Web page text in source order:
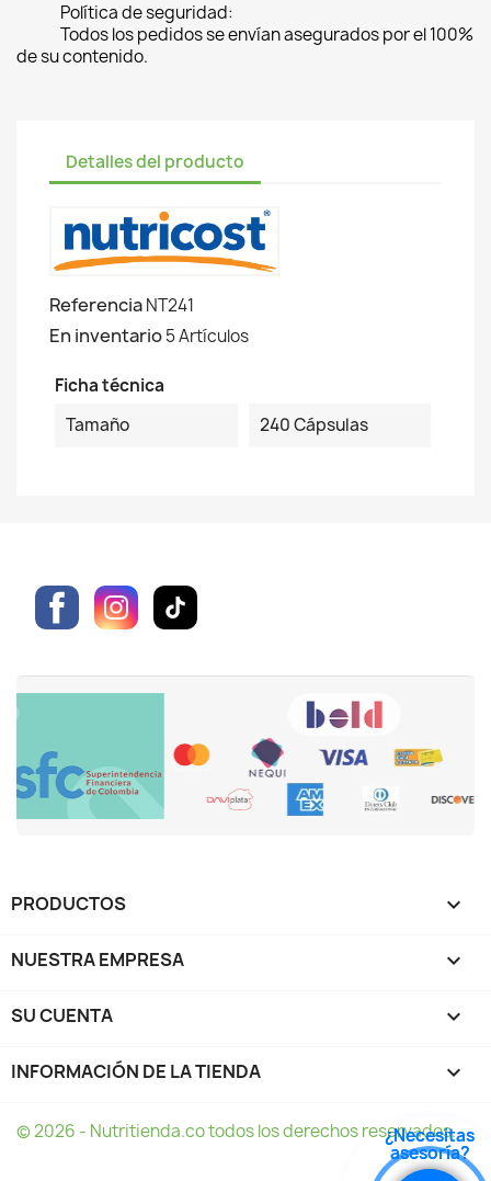
Política de seguridad:
Todos los pedidos se envían asegurados por el 100%
de su contenido.
Detalles del producto
ReferenciaNT241
En inventario5 Artículos
Ficha técnica
Tamaño
240 Cápsulas
Facebook
PRODUCTOS 
NUESTRA EMPRESA 
SU CUENTA 
INFORMACIÓN DE LA TIENDA keyboard_arrow_down
© 2026 - Nutritienda.co todos los derechos reservados.
¿Necesitas
asesoría?
¿Necesitas
asesoría?